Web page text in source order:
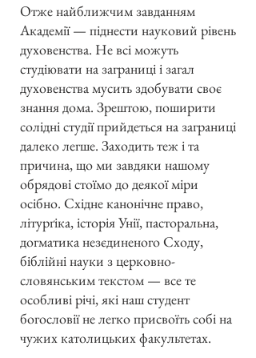
Отже найближчим завданням
Академії — піднести науковий рівень
духовенства. Не всі можуть
студіювати на заграниці і загал
духовенства мусить здобувати своє
знання дома. Зрештою, поширити
солідні студії прийдеться на заграниці
далеко легше. Заходить теж і та
причина, що ми завдяки нашому
обрядові стоїмо до деякої міри
осібно. Східне канонічне право,
літурґіка, історія Унії, пасторальна,
догматика незєдиненого Сходу,
біблійні науки з церковно-
словянським текстом — все те
особливі річі, які наш студент
богословії не легко присвоїть собі на
чужих католицьких факультетах.